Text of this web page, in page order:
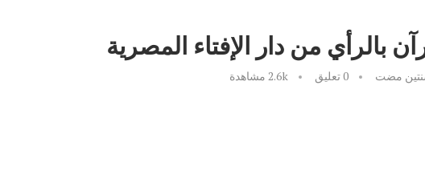
بالرأي من دار الإفتاء المصرية
مضت 0 تعليق 2.6k مشاهدة